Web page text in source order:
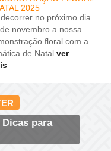
2025
no próximo dia
novembro a nossa
floral com a
de Natalver
para